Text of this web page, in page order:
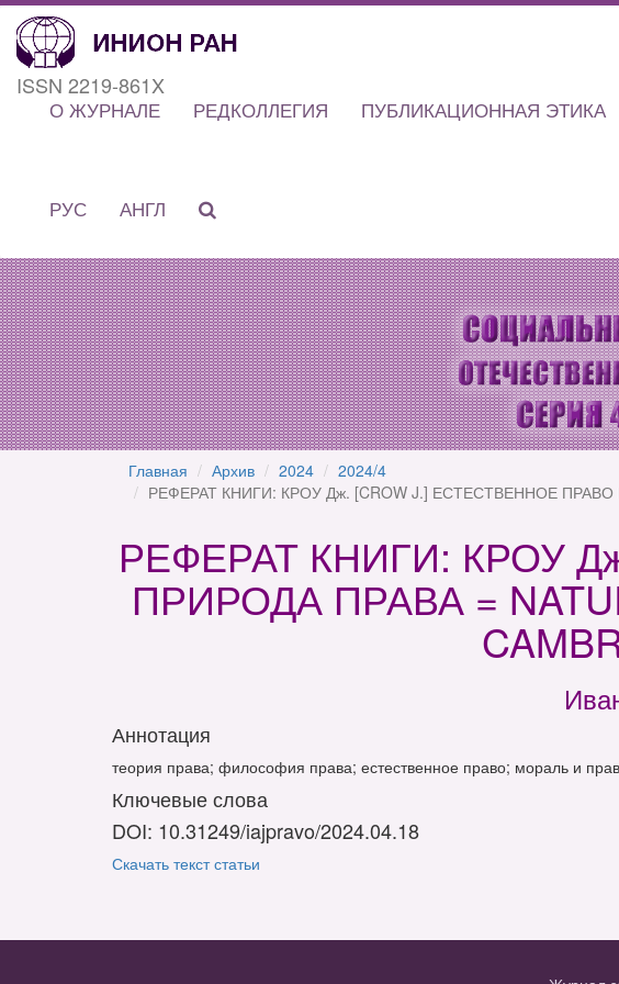
ISSN 2219-861X
О ЖУРНАЛЕ РЕДКОЛЛЕГИЯ ПУБЛИКАЦИОННАЯ ЭТИКА
РУС АНГЛ
Главная Архив 2024
2024/4
РЕФЕРАТ КНИГИ: КРОУ Дж. [CROW J.] ЕСТЕСТВЕННОЕ ПРАВО И
РЕФЕРАТ КНИГИ: КРОУ
ПРИРОДА ПРАВА =
Аннотация
теория права; философия права; естественное право; мораль и
Ключевые слова
DOI: 10.31249/iajpravo/2024.04.18
Скачать текст статьи